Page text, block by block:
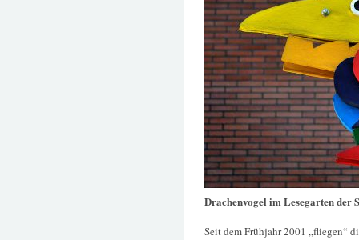
Drachenvogel im Lesegarten der
Seit dem Frühjahr 2001 „fliegen“